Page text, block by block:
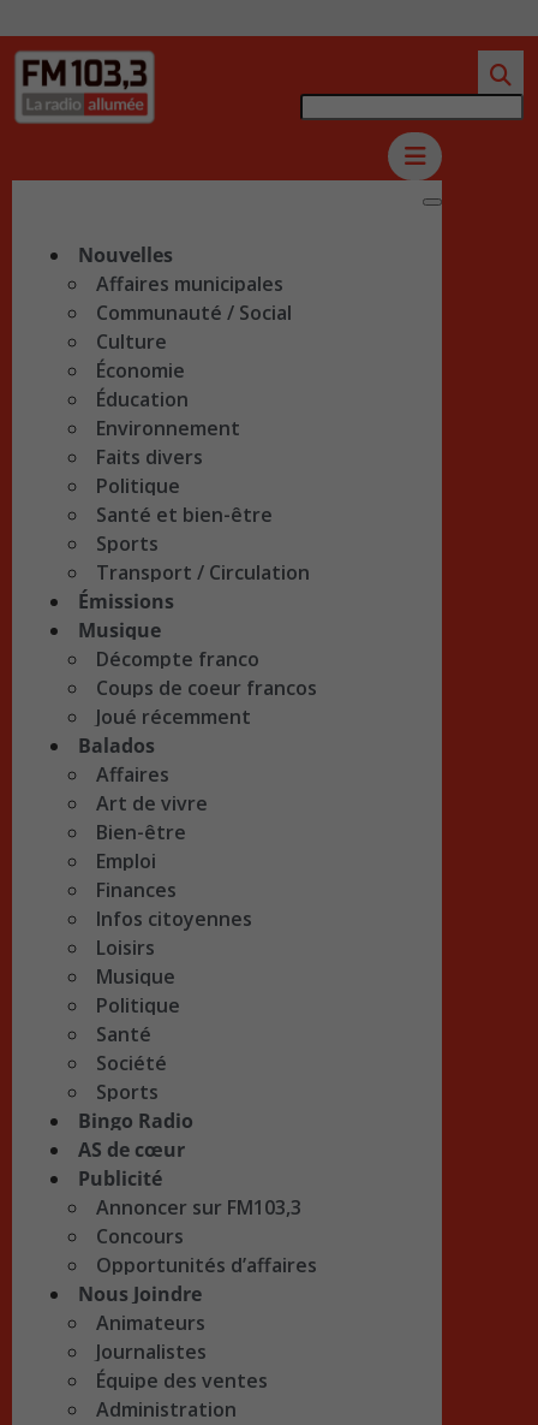
Nouvelles
Affaires municipales
Communauté / Social
Culture
Économie
Éducation
Environnement
Faits divers
Politique
Santé et bien-être
Sports
Transport / Circulation
Émissions
Musique
Décompte franco
Coups de coeur francos
Joué récemment
Balados
Affaires
Art de vivre
Bien-être
Emploi
Finances
Infos citoyennes
Loisirs
Musique
Politique
Santé
Société
Sports
Bingo Radio
AS de cœur
Publicité
Annoncer sur FM103,3
Concours
Opportunités d’affaires
Nous Joindre
Animateurs
Journalistes
Équipe des ventes
Administration